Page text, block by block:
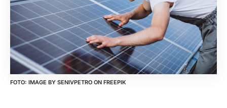
IMAGE BY SENIVPETRO ON FREEPIK